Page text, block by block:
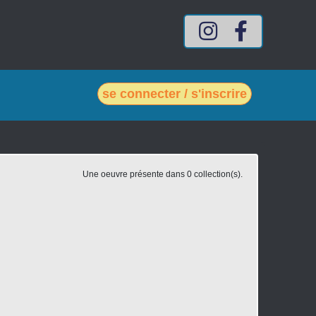
Compte Intagram mes-
se connecter / s'inscrire
Une oeuvre présente dans 0 collection(s).